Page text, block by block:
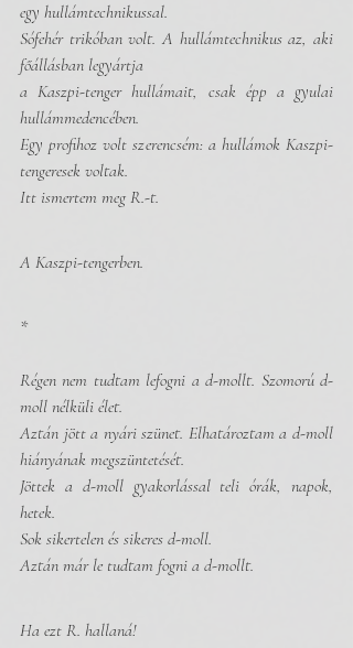
egy hullámtechnikussal.
Sófehér trikóban volt. A hullámtechnikus az, aki
főállásban legyártja
a Kaszpi-tenger hullámait, csak épp a gyulai
hullámmedencében.
Egy profihoz volt szerencsém: a hullámok Kaszpi-
tengeresek voltak.
Itt ismertem meg R.-t.
A Kaszpi-tengerben.
*
Régen nem tudtam lefogni a d-mollt. Szomorú d-
moll nélküli élet.
Aztán jött a nyári szünet. Elhatároztam a d-moll
hiányának megszüntetését.
Jöttek a d-moll gyakorlással teli órák, napok,
hetek.
Sok sikertelen és sikeres d-moll.
Aztán már le tudtam fogni a d-mollt.
Ha ezt R. hallaná!